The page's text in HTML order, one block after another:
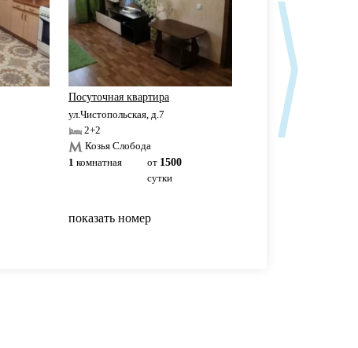
Посуточная квартира
ул.Чистопольская, д.7
2+2
Козья Слобода
1 комнатная от 1500
сутки
показать номер
Аквапарк Ривьера
ул.Чистопольская, д.61Б
2+2